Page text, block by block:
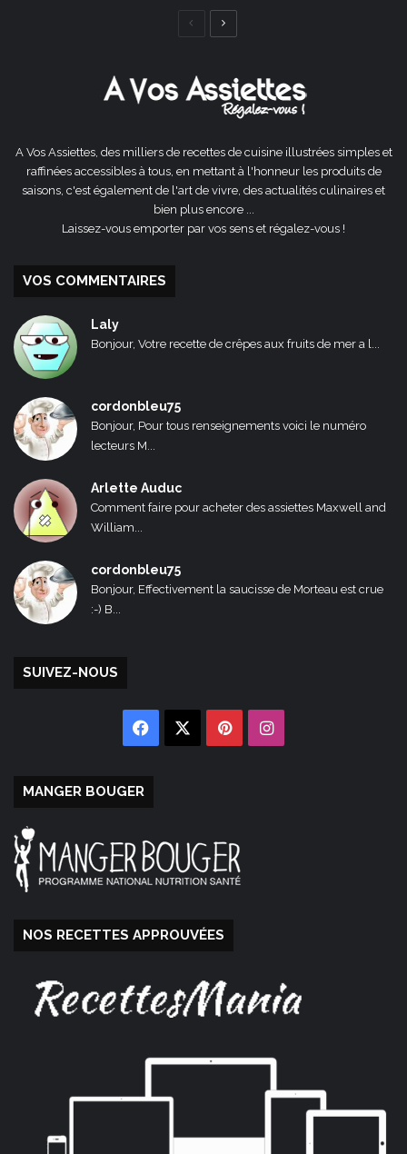
Page
A Vos Assiettes, des milliers de recettes de cuisine illustrées simples et
raffinées accessibles à tous, en mettant à l'honneur les produits de
saisons, c'est également de l'art de vivre, des actualités culinaires et
bien plus encore ...
Laissez-vous emporter par vos sens et régalez-vous !
VOS COMMENTAIRES
Laly
Bonjour, Votre recette de crêpes aux fruits de mer a l...
cordonbleu75
Bonjour, Pour tous renseignements voici le numéro
lecteurs M...
Arlette Auduc
Comment faire pour acheter des assiettes Maxwell and
William...
cordonbleu75
Bonjour, Effectivement la saucisse de Morteau est crue
:-) B...
SUIVEZ-NOUS
Facebook PinterestInstagram
MANGER BOUGER
NOS RECETTES APPROUVÉES